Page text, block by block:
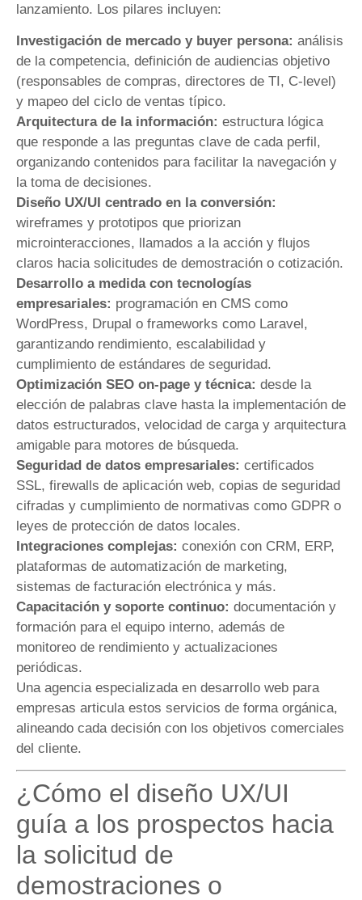
lanzamiento. Los pilares incluyen:
Investigación de mercado y buyer persona: análisis
de la competencia, definición de audiencias objetivo
(responsables de compras, directores de TI, C-level)
y mapeo del ciclo de ventas típico.
Arquitectura de la información: estructura lógica
que responde a las preguntas clave de cada perfil,
organizando contenidos para facilitar la navegación y
la toma de decisiones.
Diseño UX/UI centrado en la conversión:
wireframes y prototipos que priorizan
microinteracciones, llamados a la acción y flujos
claros hacia solicitudes de demostración o cotización.
Desarrollo a medida con tecnologías
empresariales: programación en CMS como
WordPress, Drupal o frameworks como Laravel,
garantizando rendimiento, escalabilidad y
cumplimiento de estándares de seguridad.
Optimización SEO on-page y técnica: desde la
elección de palabras clave hasta la implementación de
datos estructurados, velocidad de carga y arquitectura
amigable para motores de búsqueda.
Seguridad de datos empresariales: certificados
SSL, firewalls de aplicación web, copias de seguridad
cifradas y cumplimiento de normativas como GDPR o
leyes de protección de datos locales.
Integraciones complejas: conexión con CRM, ERP,
plataformas de automatización de marketing,
sistemas de facturación electrónica y más.
Capacitación y soporte continuo: documentación y
formación para el equipo interno, además de
monitoreo de rendimiento y actualizaciones
periódicas.
Una agencia especializada en desarrollo web para
empresas articula estos servicios de forma orgánica,
alineando cada decisión con los objetivos comerciales
del cliente.
¿Cómo el diseño UX/UI
guía a los prospectos hacia
la solicitud de
demostraciones o